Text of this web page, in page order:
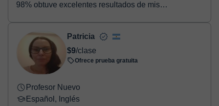
98% obtuve excelentes resultados de mis
Patricia
$9/clase
Ofrece prueba gratuita
Profesor Nuevo
Español, Inglés